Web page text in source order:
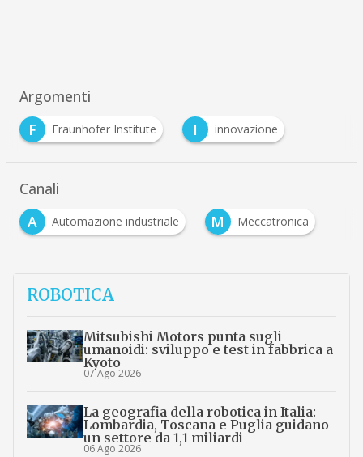
Argomenti
F
Fraunhofer Institute I innovazione
Canali
A
Automazione industriale M Meccatronica
ROBOTICA
Mitsubishi Motors punta sugli
umanoidi: sviluppo e test in fabbrica a
Kyoto
07 Ago 2026
La geografia della robotica in Italia:
Lombardia, Toscana e Puglia guidano
un settore da 1,1 miliardi
06 Ago 2026